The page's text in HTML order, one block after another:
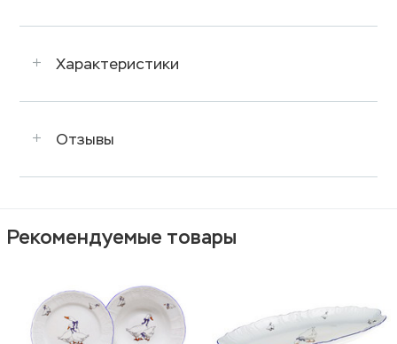
Характеристики
Отзывы
Рекомендуемые товары